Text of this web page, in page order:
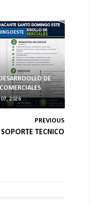
DE
2026
PREVIOUS
SOPORTE TECNICO